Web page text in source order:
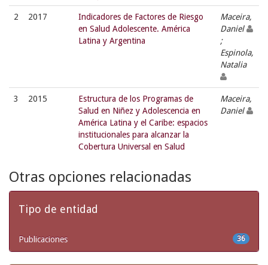
2 2017
Indicadores de Factores de Riesgo
en Salud Adolescente. América
Latina y Argentina
Maceira,
Daniel
;
Espinola,
Natalia
3 2015
Estructura de los Programas de
Salud en Niñez y Adolescencia en
América Latina y el Caribe: espacios
institucionales para alcanzar la
Cobertura Universal en Salud
Maceira,
Daniel
Otras opciones relacionadas
Tipo de entidad
36
Publicaciones